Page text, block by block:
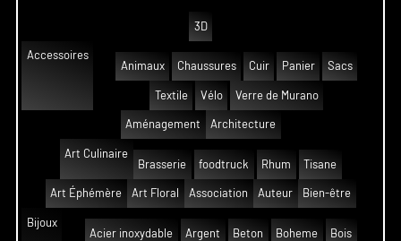
3D
Accessoires
Animaux
Chaussures Cuir Panier Sacs
Textile Vélo Verre de Murano
Aménagement Architecture
Art Culinaire
Brasserie
foodtruck Rhum Tisane
Art Éphémère Art Floral Association Auteur Bien-être
Bijoux
Acier inoxydable
Argent Beton Boheme Bois